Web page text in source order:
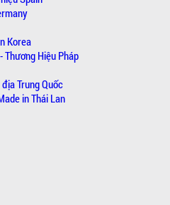
Korea
Thương Hiệu Pháp
Trung Quốc
in Thái Lan